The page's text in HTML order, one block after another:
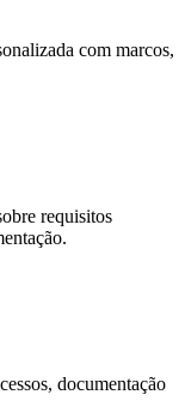
com marcos,
requisitos
documentação